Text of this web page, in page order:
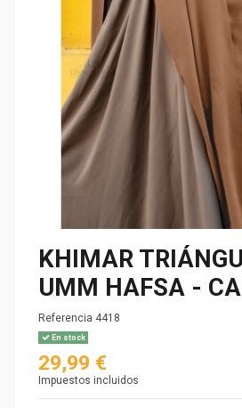
KHIMAR
UMM HAFSA -
Referencia 4418
En stock
29,99 €
Impuestos incluidos